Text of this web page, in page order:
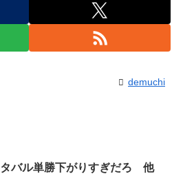
demuchi
タバル単勝下がりすぎだろ 他